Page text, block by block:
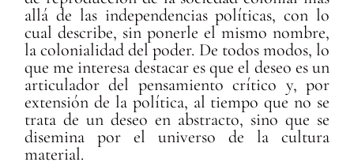
allá de las independencias políticas, con lo
cual describe, sin ponerle el mismo nombre,
la colonialidad del poder. De todos modos, lo
que me interesa destacar es que el deseo es un
articulador del pensamiento crítico y, por
extensión de la política, al tiempo que no se
trata de un deseo en abstracto, sino que se
disemina por el universo de la cultura
material.